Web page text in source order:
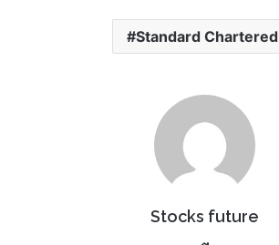
Standard Chartered
Stocks future